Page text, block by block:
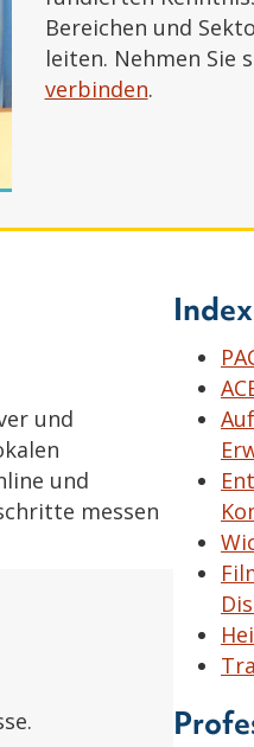
Bereichen und
leiten. Nehmen Sie
verbinden.
und
und
messen
Index